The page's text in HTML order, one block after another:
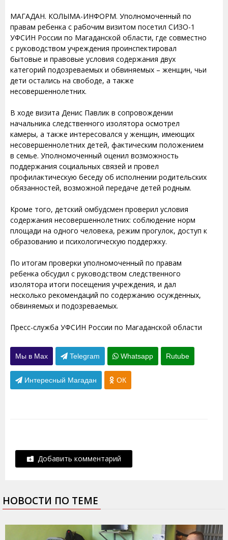
МАГАДАН. КОЛЫМА-ИНФОРМ. Уполномоченный по
правам ребенка с рабочим визитом посетил СИЗО-1
УФСИН России по Магаданской области, где совместно
с руководством учреждения проинспектировал
бытовые и правовые условия содержания двух
категорий подозреваемых и обвиняемых – женщин, чьи
дети остались на свободе, а также
несовершеннолетних.
В ходе визита Денис Павлик в сопровождении
начальника следственного изолятора осмотрел
камеры, а также интересовался у женщин, имеющих
несовершеннолетних детей, фактическим положением
в семье. Уполномоченный оценил возможность
поддержания социальных связей и провел
профилактическую беседу об исполнении родительских
обязанностей, возможной передаче детей родным.
Кроме того, детский омбудсмен проверил условия
содержания несовершеннолетних: соблюдение норм
площади на одного человека, режим прогулок, доступ к
образованию и психологическую поддержку.
По итогам проверки уполномоченный по правам
ребенка обсудил с руководством следственного
изолятора итоги посещения учреждения, и дал
несколько рекомендаций по содержанию осужденных,
обвиняемых и подозреваемых.
Пресс-служба УФСИН России по Магаданской области
Мы в Max Telegram Whatsapp Rutube
Интересный Магадан ОК
Добавить комментарий
НОВОСТИ ПО ТЕМЕ